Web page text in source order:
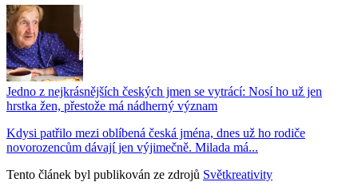
Jedno z nejkrásnějších českých jmen se vytrácí: Nosí ho už jen
hrstka žen, přestože má nádherný význam
Kdysi patřilo mezi oblíbená česká jména, dnes už ho rodiče
novorozencům dávají jen výjimečně. Milada má...
Tento článek byl publikován ze zdrojů Světkreativity